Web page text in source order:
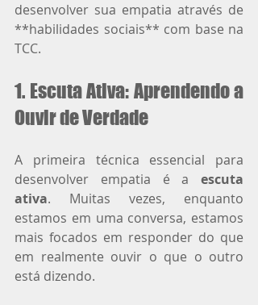
desenvolver sua empatia através de
**habilidades sociais** com base na
TCC.
1. Escuta Ativa: Aprendendo a
Ouvir de Verdade
A primeira técnica essencial para
desenvolver empatia é a escuta
ativa. Muitas vezes, enquanto
estamos em uma conversa, estamos
mais focados em responder do que
em realmente ouvir o que o outro
está dizendo.